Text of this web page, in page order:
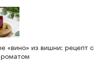
«вино» из вишни: рецепт с